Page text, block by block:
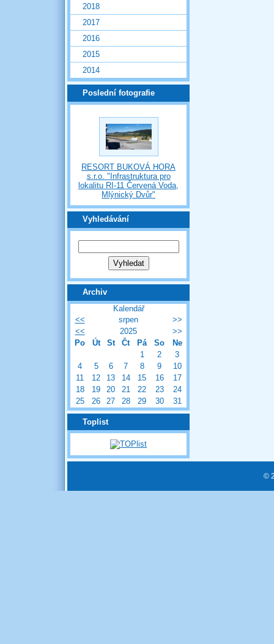
2018
2017
2016
2015
2014
Poslední fotografie
RESORT BUKOVÁ HORA
s.r.o. "Infrastruktura pro
lokalitu RI-11 Červená Voda,
Mlýnický Dvůr"
Vyhledávání
Archiv
Kalendář
<<
srpen
>>
<<
2025
>>
Po
Út St Čt Pá So
Ne
1
2
3
4
5 6 7 8 9
10
11
12 13 14 15 16
17
18
19 20 21 22 23
24
25
26 27 28 29 30 31
Toplist
©